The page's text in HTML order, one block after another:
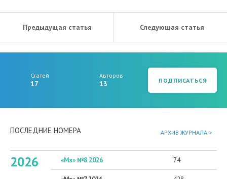
Предыдущая статья Следующая статья
Статей
17
Авторов
13 ПОДПИСАТЬСЯ
ПОСЛЕДНИЕ НОМЕРА АРХИВ ЖУРНАЛА >
2026 «Мз» №8 2026 74